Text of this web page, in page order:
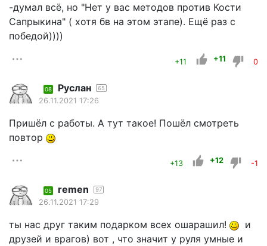
-думал всё, но "Нет у вас методов против Кости
Сапрыкина" ( хотя бв на этом этапе). Ещё раз с
победой))))
+11 +11 0
08 Руслан 65
26.11.2021 17:26
Пришёл с работы. А тут такое! Пошёл смотреть
повтор
+13 +12 -1
05 remen 97
26.11.2021 17:29
ты нас друг таким подарком всех ошарашил!
и
друзей и врагов) вот , что значит у руля умные и